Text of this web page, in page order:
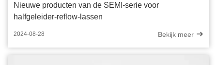
Nieuwe producten van de SEMI-serie voor
halfgeleider-reflow-lassen
2024-08-28 Bekijk meer